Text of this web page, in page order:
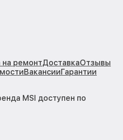
на ремонтДоставкаОтзывы
ВакансииГарантии
MSI доступен по